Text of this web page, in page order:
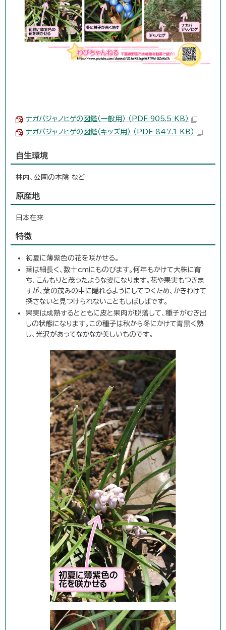
ナガバジャノヒゲの図鑑（一般用） （PDF 905.5 KB）
ナガバジャノヒゲの図鑑（キッズ用） （PDF 847.1 KB）
自生環境
林内、公園の木陰 など
原産地
日本在来
特徴
初夏に薄紫色の花を咲かせる。
葉は細長く、数十cmにものびます。何年もかけて大株に育
ち、こんもりと茂ったような姿になります。花や果実もつきま
すが、葉の茂みの中に隠れるようにしてつくため、かきわけて
探さないと見つけられないこともしばしばです。
果実は成熟するとともに皮と果肉が脱落して、種子がむき出
しの状態になります。この種子は秋から冬にかけて青黒く熟
し、光沢があってなかなか美しいものです。